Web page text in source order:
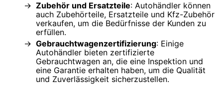
Zubehör und Ersatzteile: Autohändler können
auch Zubehörteile, Ersatzteile und Kfz-Zubehör
verkaufen, um die Bedürfnisse der Kunden zu
erfüllen.
Gebrauchtwagenzertifizierung: Einige
Autohändler bieten zertifizierte
Gebrauchtwagen an, die eine Inspektion und
eine Garantie erhalten haben, um die Qualität
und Zuverlässigkeit sicherzustellen.